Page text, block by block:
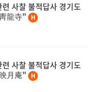
사찰 불적답사 경기도
龍寺"
사찰 불적답사 경기도
月庵"